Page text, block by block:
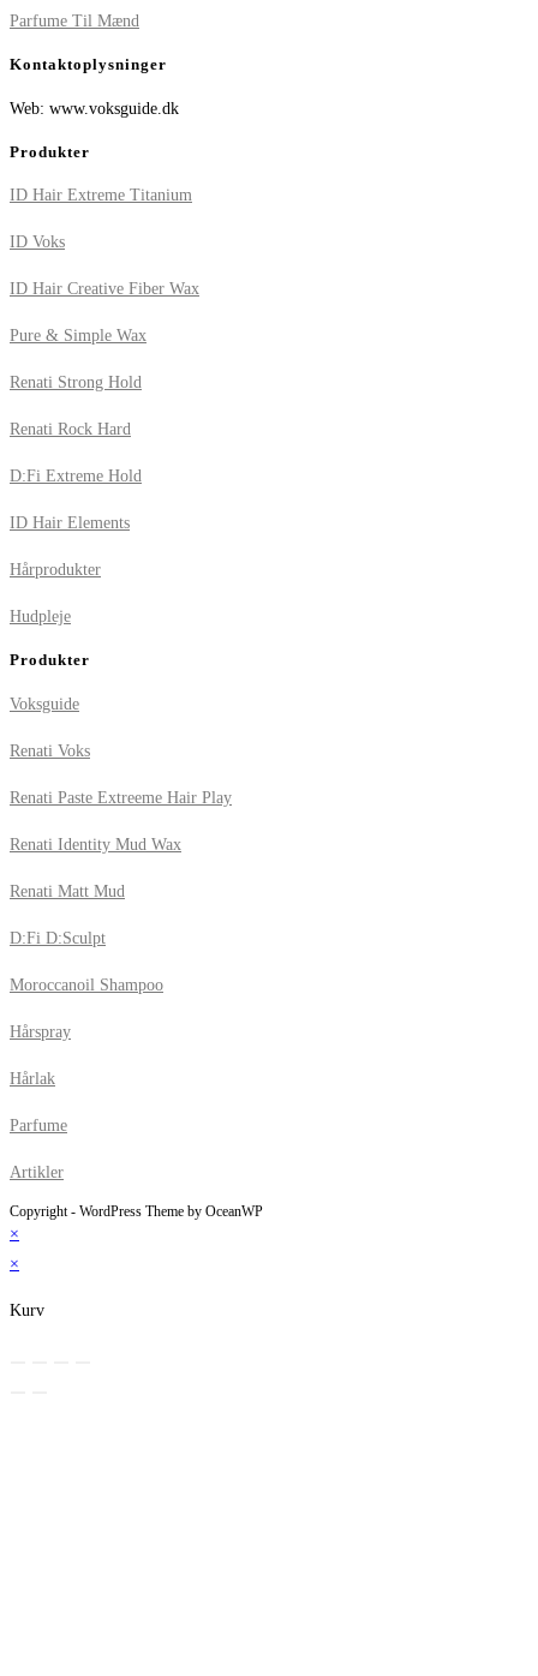
Parfume Til Mænd
Kontaktoplysninger
Web: www.voksguide.dk
Produkter
ID Hair Extreme Titanium
ID Voks
ID Hair Creative Fiber Wax
Pure & Simple Wax
Renati Strong Hold
Renati Rock Hard
D:Fi Extreme Hold
ID Hair Elements
Hårprodukter
Hudpleje
Produkter
Voksguide
Renati Voks
Renati Paste Extreeme Hair Play
Renati Identity Mud Wax
Renati Matt Mud
D:Fi D:Sculpt
Moroccanoil Shampoo
Hårspray
Hårlak
Parfume
Artikler
Copyright - WordPress Theme by OceanWP
×
×
Kurv